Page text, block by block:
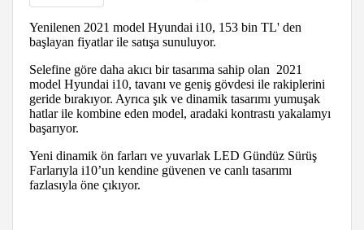
Yenilenen 2021 model Hyundai i10, 153 bin TL' den
başlayan fiyatlar ile satışa sunuluyor.
Selefine göre daha akıcı bir tasarıma sahip olan 2021
model Hyundai i10, tavanı ve geniş gövdesi ile rakiplerini
geride bırakıyor. Ayrıca şık ve dinamik tasarımı yumuşak
hatlar ile kombine eden model, aradaki kontrastı yakalamyı
başarıyor.
Yeni dinamik ön farları ve yuvarlak LED Gündüz Sürüş
Farlarıyla i10’un kendine güvenen ve canlı tasarımı
fazlasıyla öne çıkıyor.